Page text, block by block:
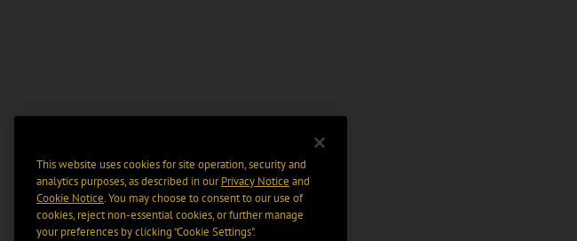
This website uses cookies for site operation, security and
analytics purposes, as described in ourPrivacy Notice and
Cookie Notice. You may choose to consent to our use of
cookies, reject non-essential cookies, or further manage
your preferences by clicking “Cookie Settings".